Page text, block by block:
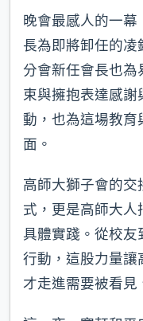
晚會最感人的一幕
長為即將卸任的凌
分會新任會長也為
束與擁抱表達感謝
動，也為這場教育
面。
高師大獅子會的交
式，更是高師大人
具體實踐。從校友
行動，這股力量讓
才走進需要被看見